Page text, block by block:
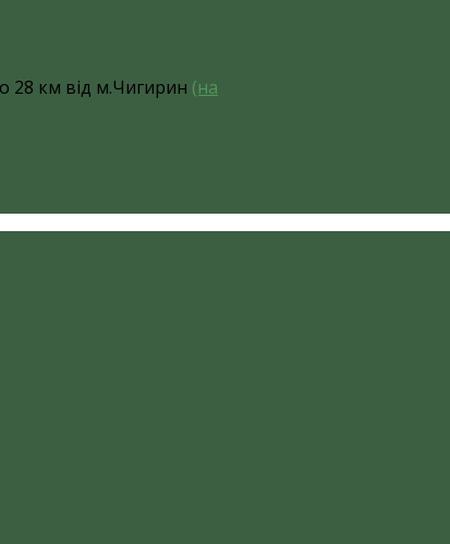
28 км від м.Чигирин (на